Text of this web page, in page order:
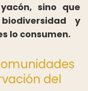
sino que
y
lo consumen.
del